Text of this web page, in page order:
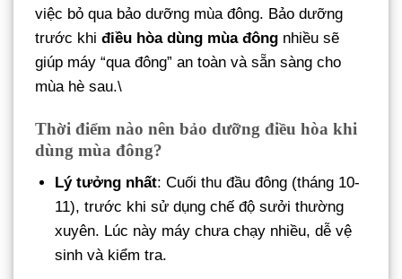
việc bỏ qua bảo dưỡng mùa đông. Bảo dưỡng
trước khi điều hòa dùng mùa đông nhiều sẽ
giúp máy “qua đông” an toàn và sẵn sàng cho
mùa hè sau.\
Thời điểm nào nên bảo dưỡng điều hòa khi
dùng mùa đông?
Lý tưởng nhất: Cuối thu đầu đông (tháng 10-
11), trước khi sử dụng chế độ sưởi thường
xuyên. Lúc này máy chưa chạy nhiều, dễ vệ
sinh và kiểm tra.